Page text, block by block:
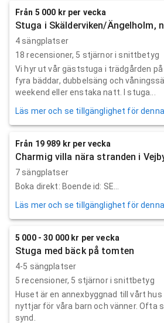
Från 5 000 kr per vecka
Stuga i Skälderviken/Ängelholm,
4 sängplatser
18 recensioner, 5 stjärnor i snittbetyg
Vi hyr ut vår gäststuga i trädgården
fyra bäddar, dubbelsäng och
weekend eller enstaka natt. I stuga...
Läs mer och se tillgänglighet för
Från 19 989 kr per vecka
Charmig villa nära stranden i
7 sängplatser
Boka direkt: Boende id: SE...
Läs mer och se tillgänglighet för
5 000 - 30 000 kr per vecka
Stuga med bäck på tomten
4-5 sängplatser
5 recensioner, 5 stjärnor i snittbetyg
Huset är en annexbyggnad till vårt
nyttjar för våra barn och vänner. Ofta
synd.